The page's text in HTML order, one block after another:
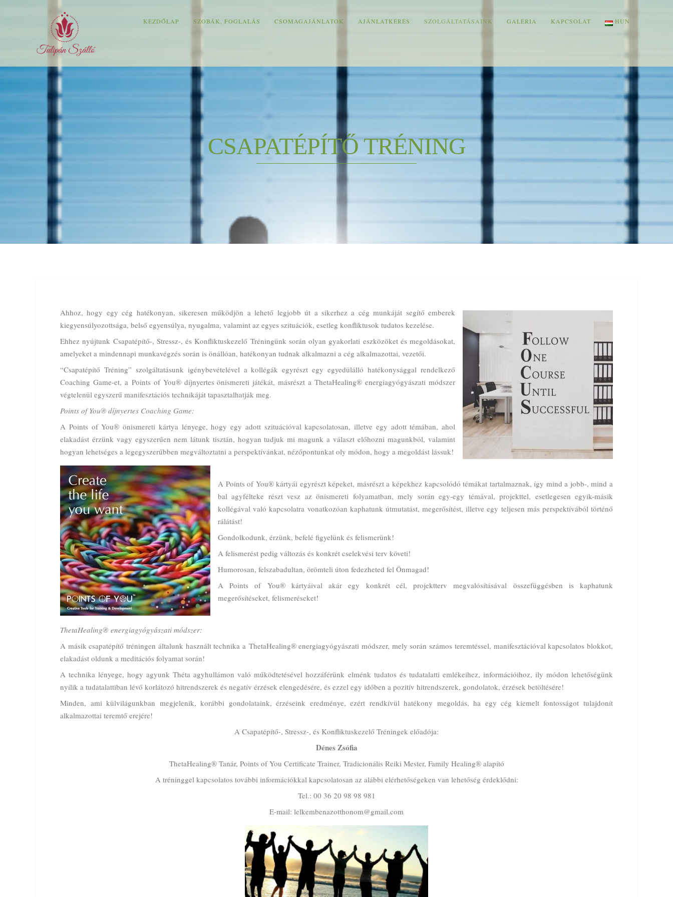
KEZDŐLAP SZOBÁK, FOGLALÁS CSOMAGAJÁNLATOK AJÁNLATKÉRÉS SZOLGÁLTATÁSAINK GALÉRIA KAPCSOLAT HUN
CSAPATÉPÍTŐ TRÉNING
Ahhoz, hogy egy cég hatékonyan, sikeresen működjön a lehető legjobb út a sikerhez a cég munkáját segítő emberek
kiegyensúlyozottsága, belső egyensúlya, nyugalma, valamint az egyes szituációk, esetleg konfliktusok tudatos kezelése.
Ehhez nyújtunk Csapatépítő-, Stressz-, és Konfliktuskezelő Tréningünk során olyan gyakorlati eszközöket és megoldásokat,
amelyeket a mindennapi munkavégzés során is önállóan, hatékonyan tudnak alkalmazni a cég alkalmazottai, vezetői.
“Csapatépítő Tréning” szolgáltatásunk igénybevételével a kollégák egyrészt egy egyedülálló hatékonysággal rendelkező
Coaching Game-et, a Points of You® díjnyertes önismereti játékát, másrészt a ThetaHealing® energiagyógyászati módszer
végtelenül egyszerű manifesztációs technikáját tapasztalhatják meg.
Points of You® díjnyertes Coaching Game:
A Points of You® önismereti kártya lényege, hogy egy adott szituációval kapcsolatosan, illetve egy adott témában, ahol
elakadást érzünk vagy egyszerűen nem látunk tisztán, hogyan tudjuk mi magunk a választ előhozni magunkból, valamint
hogyan lehetséges a legegyszerűbben megváltoztatni a perspektívánkat, nézőpontunkat oly módon, hogy a megoldást lássuk!
A Points of You® kártyái egyrészt képeket, másrészt a képekhez kapcsolódó témákat tartalmaznak, így mind a jobb-, mind a
bal agyfélteke részt vesz az önismereti folyamatban, mely során egy-egy témával, projekttel, esetlegesen egyik-másik
kollégával való kapcsolatra vonatkozóan kaphatunk útmutatást, megerősítést, illetve egy teljesen más perspektívából történő
rálátást!
Gondolkodunk, érzünk, befelé figyelünk és felismerünk!
A felismerést pedig változás és konkrét cselekvési terv követi!
Humorosan, felszabadultan, örömteli úton fedezheted fel Önmagad!
A Points of You® kártyáival akár egy konkrét cél, projektterv megvalósításával összefüggésben is kaphatunk
megerősítéseket, felismeréseket!
ThetaHealing® energiagyógyászati módszer:
A másik csapatépítő tréningen általunk használt technika a ThetaHealing® energiagyógyászati módszer, mely során számos teremtéssel, manifesztációval kapcsolatos blokkot,
elakadást oldunk a meditációs folyamat során!
A technika lényege, hogy agyunk Théta agyhullámon való működtetésével hozzáférünk elménk tudatos és tudatalatti emlékeihez, információihoz, ily módon lehetőségünk
nyílik a tudatalattiban lévő korlátozó hitrendszerek és negatív érzések elengedésére, és ezzel egy időben a pozitív hitrendszerek, gondolatok, érzések betöltésére!
Minden, ami külvilágunkban megjelenik, korábbi gondolataink, érzéseink eredménye, ezért rendkívül hatékony megoldás, ha egy cég kiemelt fontosságot tulajdonít
alkalmazottai teremtő erejére!
A Csapatépítő-, Stressz-, és Konfliktuskezelő Tréningek előadója:
Dénes Zsófia
ThetaHealing® Tanár, Points of You Certificate Trainer, Tradicionális Reiki Mester, Family Healing® alapító
A tréninggel kapcsolatos további információkkal kapcsolatosan az alábbi elérhetőségeken van lehetőség érdeklődni:
Tel.: 00 36 20 98 98 981
E-mail: lelkembenazotthonom@gmail.com